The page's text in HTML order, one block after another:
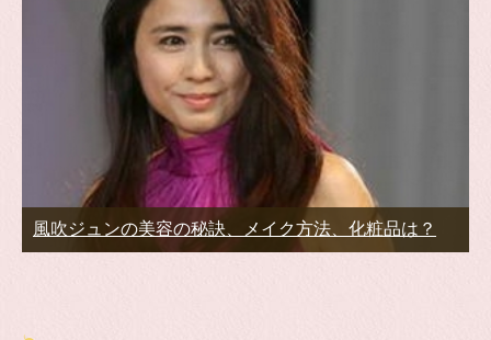
風吹ジュンの美容の秘訣、メイク方法、化粧品は？